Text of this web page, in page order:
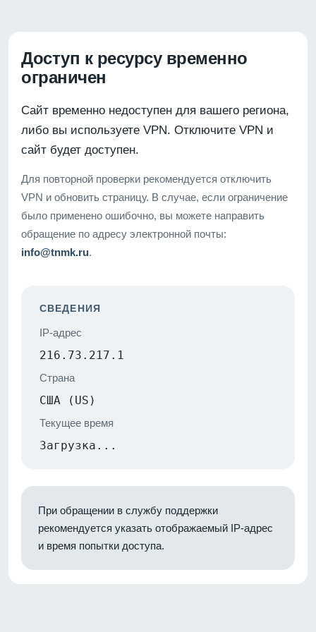
Доступ к ресурсу временно
ограничен
Сайт временно недоступен для вашего региона,
либо вы используете VPN. Отключите VPN и
сайт будет доступен.
Для повторной проверки рекомендуется отключить
VPN и обновить страницу. В случае, если ограничение
было применено ошибочно, вы можете направить
обращение по адресу электронной почты:
info@tnmk.ru.
СВЕДЕНИЯ
IP-адрес
216.73.217.1
Страна
США (US)
Текущее время
Загрузка...
При обращении в службу поддержки
рекомендуется указать отображаемый IP-адрес
и время попытки доступа.